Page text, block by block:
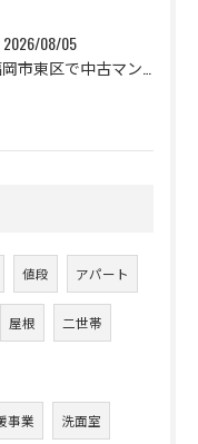
2026/08/05
福岡市東区で中古マンションを賢くリノベ！家族の理想を叶える失敗しない購入ガイド
値段 アパート
屋根 二世帯
事業 洗面室